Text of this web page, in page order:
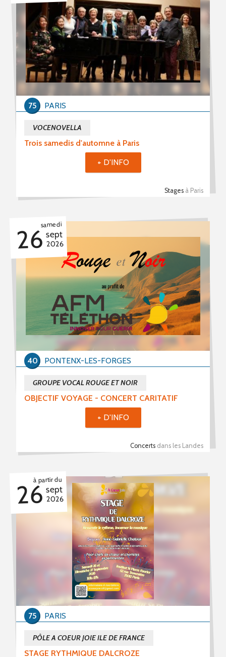
Trois samedis d'automne à Paris
VOCENOVELLA
Stages à Paris
PARIS
75
+ D'INFO
samedi
26 sept
2026
OBJECTIF VOYAGE - CONCERT CARITATIF
GROUPE VOCAL ROUGE ET NOIR
Concerts dans les Landes
PONTENX-LES-FORGES
40
+ D'INFO
à partir du
26 sept
2026
STAGE RYTHMIQUE DALCROZE
PÔLE A COEUR JOIE ILE DE FRANCE
PARIS
75